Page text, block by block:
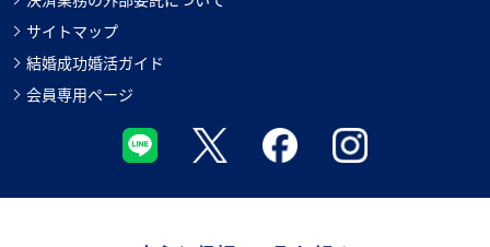
サイトマップ
結婚成功婚活ガイド
会員専用ページ